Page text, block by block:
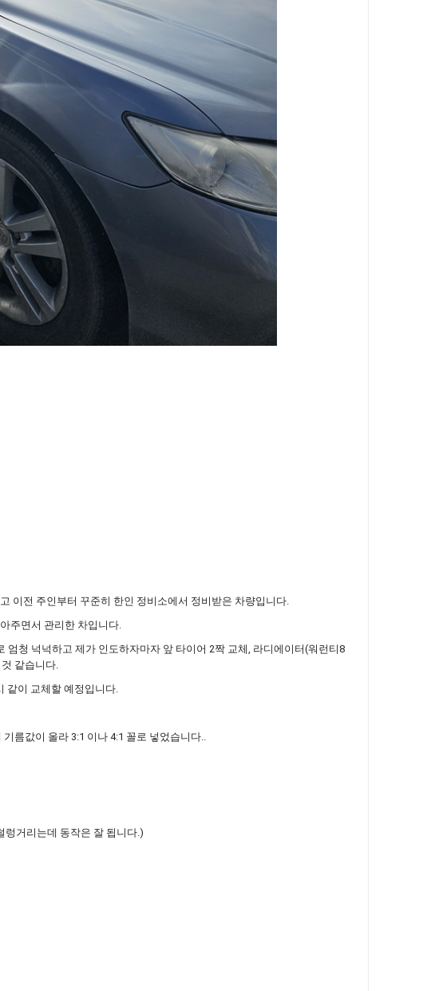
이전 주인부터 꾸준히 한인 정비소에서 정비받은 차량입니다.
주면서 관리한 차입니다.
청 넉넉하고 제가 인도하자마자 앞 타이어 2짝 교체, 라디에이터(워런티8
같습니다.
같이 교체할 예정입니다.
름값이 올라 3:1 이나 4:1 꼴로 넣었습니다..
렁거리는데 동작은 잘 됩니다.)